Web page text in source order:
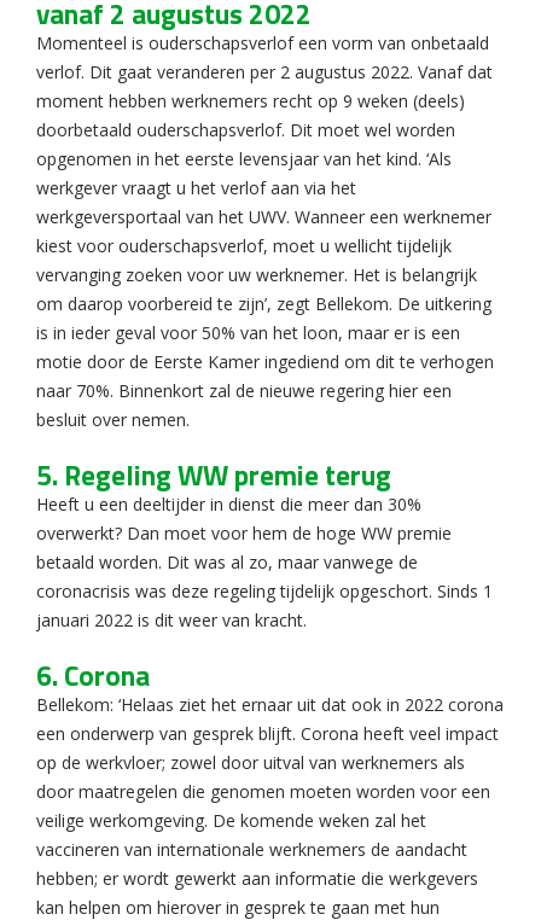
vanaf 2 augustus 2022
Momenteel is ouderschapsverlof een vorm van onbetaald
verlof. Dit gaat veranderen per 2 augustus 2022. Vanaf dat
moment hebben werknemers recht op 9 weken (deels)
doorbetaald ouderschapsverlof. Dit moet wel worden
opgenomen in het eerste levensjaar van het kind. ‘Als
werkgever vraagt u het verlof aan via het
werkgeversportaal van het UWV. Wanneer een werknemer
kiest voor ouderschapsverlof, moet u wellicht tijdelijk
vervanging zoeken voor uw werknemer. Het is belangrijk
om daarop voorbereid te zijn’, zegt Bellekom. De uitkering
is in ieder geval voor 50% van het loon, maar er is een
motie door de Eerste Kamer ingediend om dit te verhogen
naar 70%. Binnenkort zal de nieuwe regering hier een
besluit over nemen.
5. Regeling WW premie terug
Heeft u een deeltijder in dienst die meer dan 30%
overwerkt? Dan moet voor hem de hoge WW premie
betaald worden. Dit was al zo, maar vanwege de
coronacrisis was deze regeling tijdelijk opgeschort. Sinds 1
januari 2022 is dit weer van kracht.
6. Corona
Bellekom: ‘Helaas ziet het ernaar uit dat ook in 2022 corona
een onderwerp van gesprek blijft. Corona heeft veel impact
op de werkvloer; zowel door uitval van werknemers als
door maatregelen die genomen moeten worden voor een
veilige werkomgeving. De komende weken zal het
vaccineren van internationale werknemers de aandacht
hebben; er wordt gewerkt aan informatie die werkgevers
kan helpen om hierover in gesprek te gaan met hun